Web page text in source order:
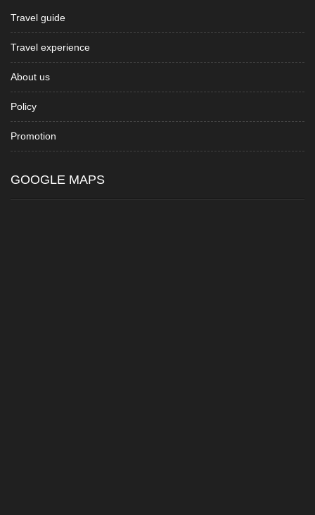
Travel guide
Travel experience
About us
Policy
Promotion
GOOGLE MAPS